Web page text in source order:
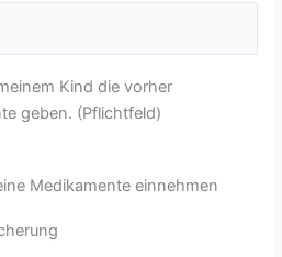
Kind die vorher
geben. (Pflichtfeld)
Medikamente einnehmen